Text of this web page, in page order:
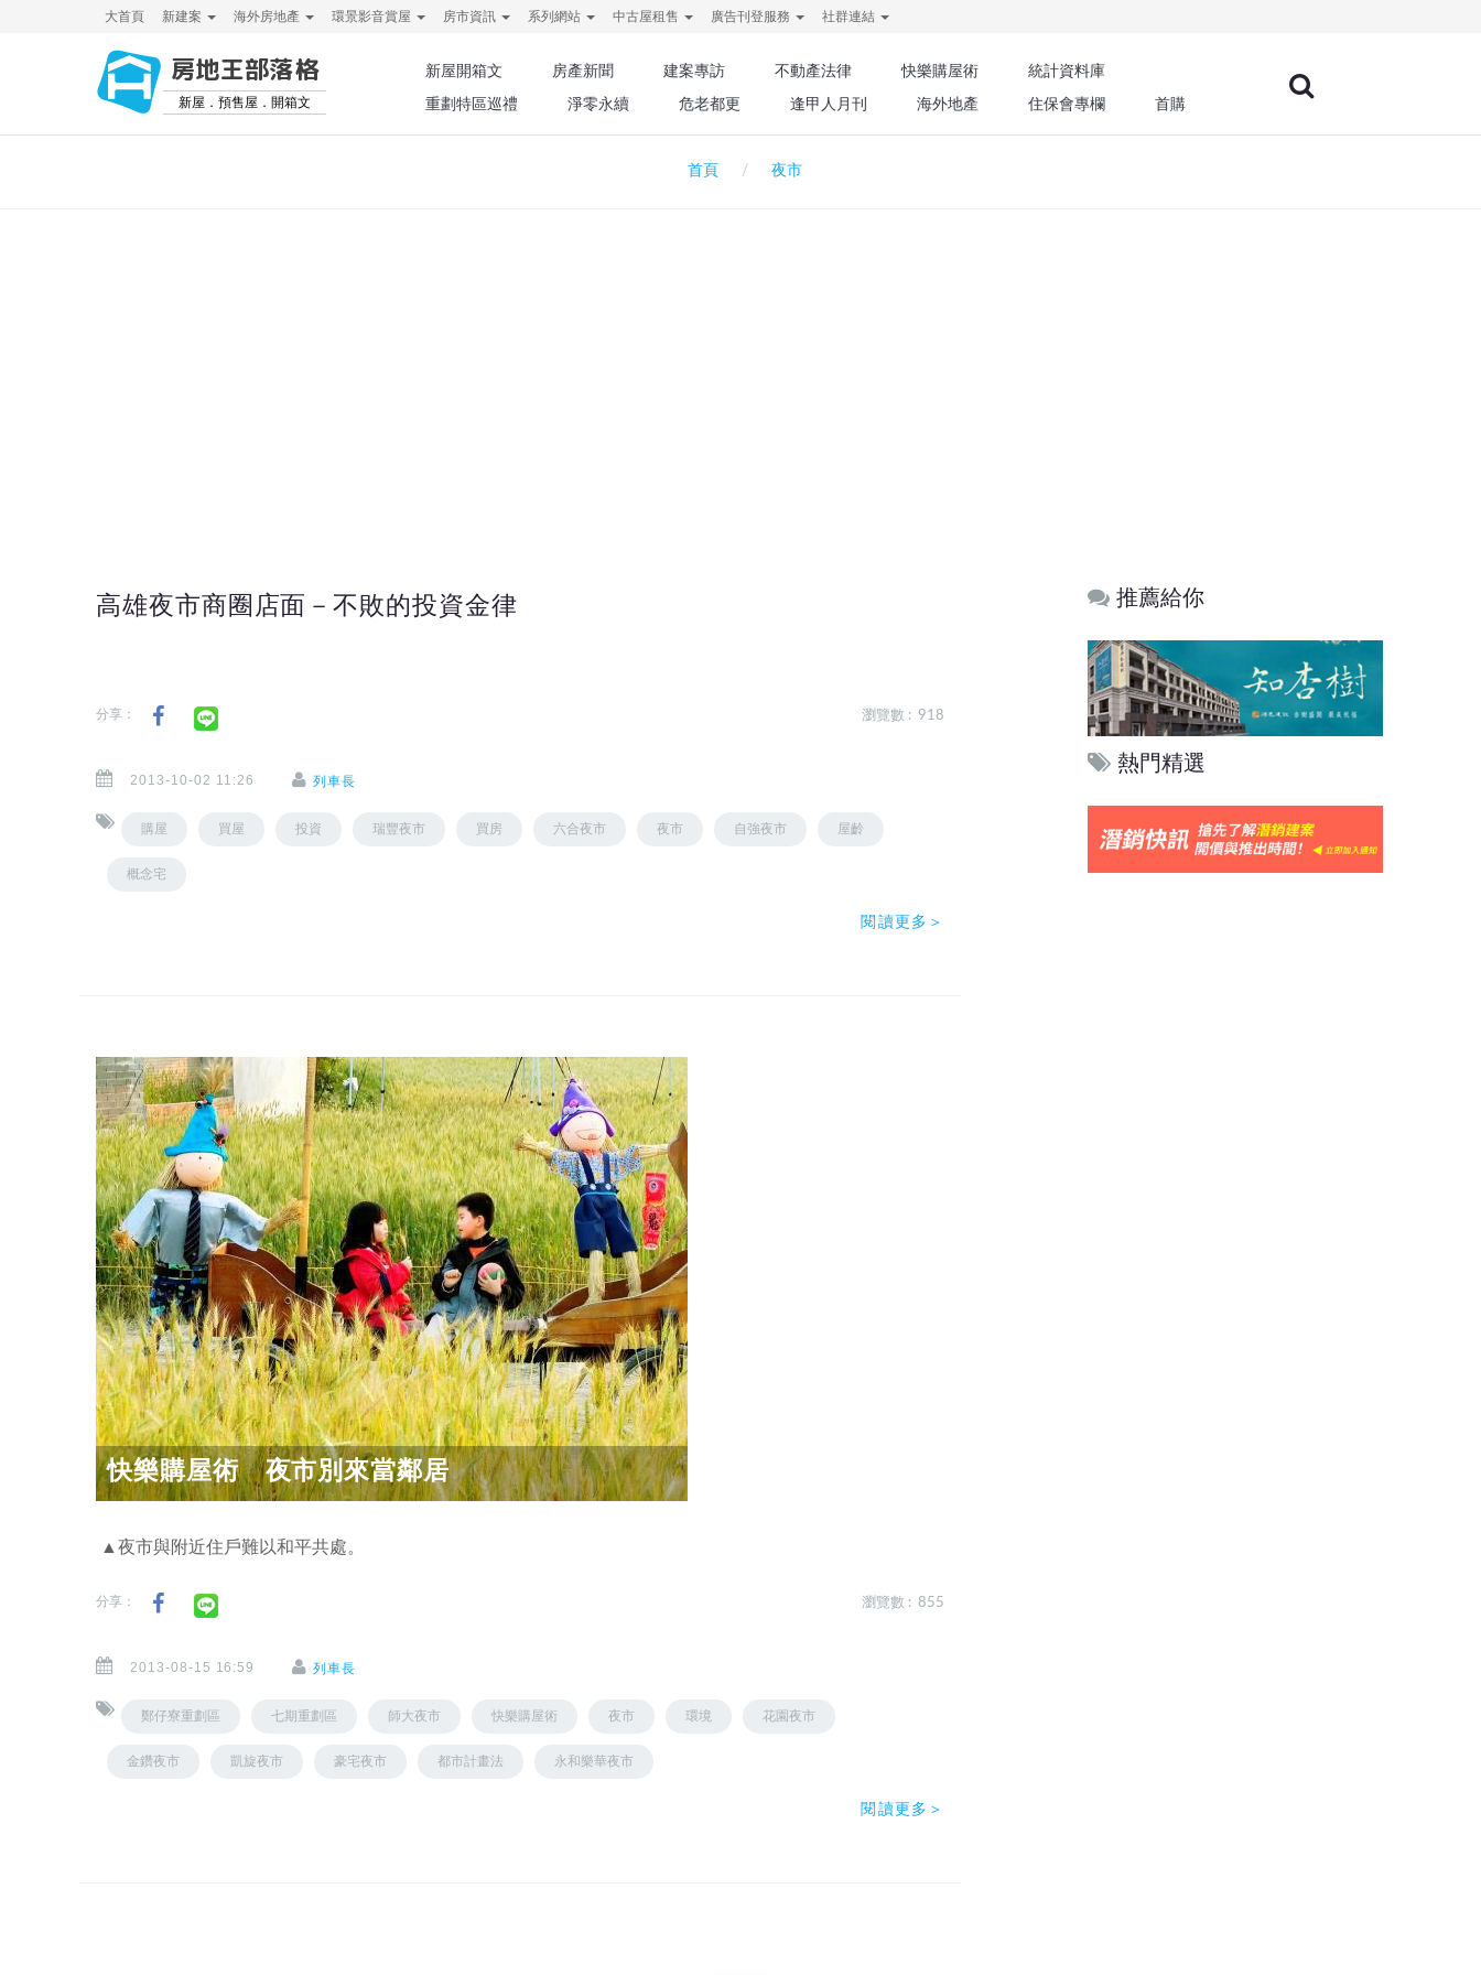
大首頁 新建案 海外房地產 環景影音賞屋 房市資訊 系列網站 中古屋租售 廣告刊登服務 社群連結
房地王部落格
新屋．預售屋．開箱文
新屋開箱文 房產新聞 建案專訪 不動產法律 快樂購屋術
統計資料庫
重劃特區巡禮
淨零永續 危老都更 逢甲人月刊 海外地產 住保會專欄 首購
首頁 夜市
高雄夜市商圈店面－不敗的投資金律
分享： 瀏覽數 : 918
2013-10-02 11:26 列車長
購屋 買屋 投資 瑞豐夜市 買房 六合夜市 夜市 自強夜市 屋齡
概念宅
閱讀更多＞
快樂購屋術 夜市別來當鄰居
▲夜市與附近住戶難以和平共處。
分享： 瀏覽數 : 855
2013-08-15 16:59 列車長
鄭仔寮重劃區 七期重劃區 師大夜市 快樂購屋術 夜市 環境 花園夜市
金鑽夜市 凱旋夜市 豪宅夜市 都市計畫法 永和樂華夜市
閱讀更多＞
推薦給你
熱門精選